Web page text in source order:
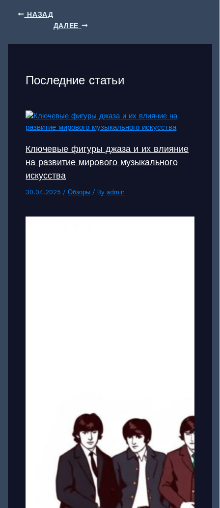
НАЗАД
ДАЛЕЕ
Последние статьи
Ключевые фигуры джаза и их влияние
на развитие мирового музыкального
искусства
30.04.2025 /Обзоры / By admin